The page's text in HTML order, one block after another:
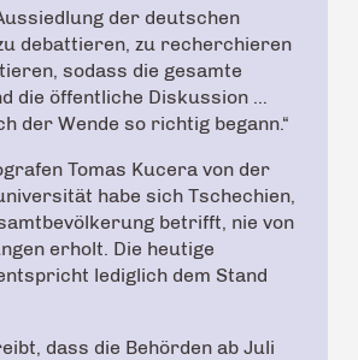
der deutschen
debattieren, zu recherchieren
sodass die gesamte
die öffentliche Diskussion …
der Wende so richtig begann.“
Tomas Kucera von der
habe sich Tschechien,
betrifft, nie von
erholt. Die heutige
lediglich dem Stand
dass die Behörden ab Juli